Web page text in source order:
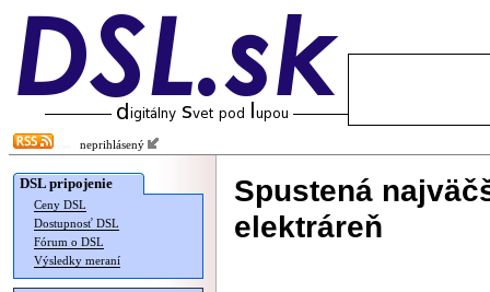
neprihlásený
DSL pripojenie
Ceny DSL
Dostupnosť DSL
Fórum o DSL
Výsledky meraní
Spustená
elektráreň